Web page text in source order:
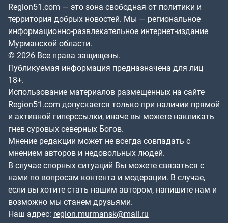
Region51.com — это зона свободная от политики и
территория добрых новостей. Мы — региональное
информационно-развлекательное интернет-издание
Мурманской области.
© 2026 Все права защищены.
Публикуемая информация предназначена для лиц
18+.
Использование материалов размещенных на сайте
Region51.com допускается только при наличии прямой
и активной гиперссылки, иначе вы можете накликать
гнев суровых северных Богов.
Мнение редакции может не всегда совпадать с
мнением авторов и недовольных людей.
В случае спорных ситуаций Вы можете связаться с
нами по вопросам контента и модерации. В случае,
если вы хотите стать нашим автором, напишите нам и
возможно мы станем друзьями.
Наш адрес: region.murmansk@mail.ru